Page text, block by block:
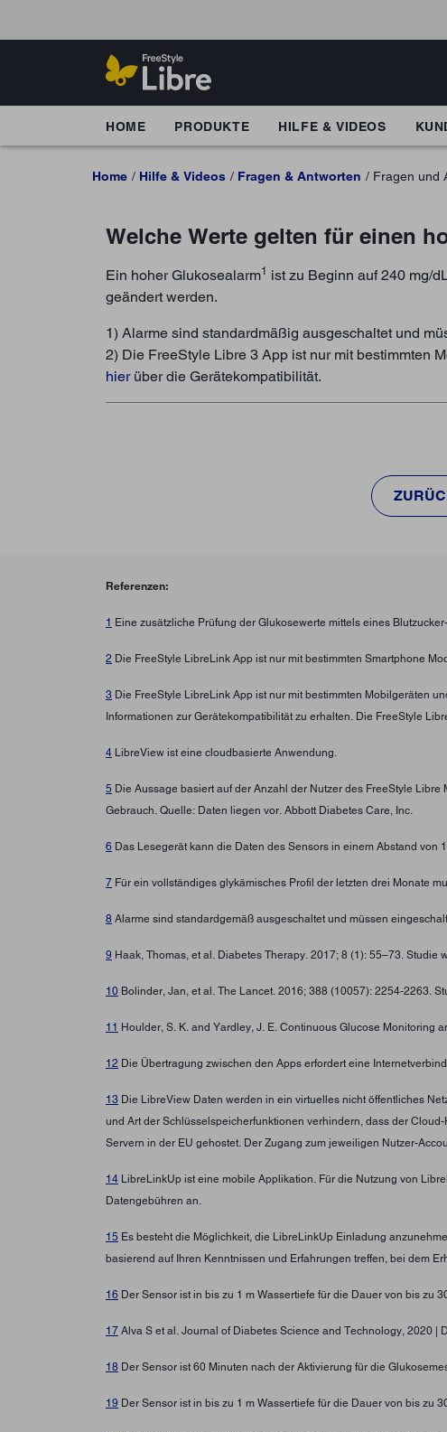
HOME PRODUKTE HILFE & VIDEOS
Home Hilfe & Videos Fragen & Antworten Fragen und
Welche Werte gelten für einen
Ein hoher Glukosealarm1 ist zu Beginn auf 240 mg/
geändert werden.
1) Alarme sind standardmäßig ausgeschaltet und
2) Die FreeStyle Libre 3 App ist nur mit bestimmten
hierüber die Gerätekompatibilität.
Referenzen:
1 Eine zusätzliche Prüfung der Glukosewerte mittels eines
2 Die FreeStyle LibreLink App ist nur mit bestimmten Smartphone
3 Die FreeStyle LibreLink App ist nur mit bestimmten Mobilgeräten
Informationen zur Gerätekompatibilität zu erhalten. Die FreeStyle
4 LibreView ist eine cloudbasierte Anwendung.
5 Die Aussage basiert auf der Anzahl der Nutzer des FreeStyle
Gebrauch. Quelle: Daten liegen vor. Abbott Diabetes Care, Inc.
6 Das Lesegerät kann die Daten des Sensors in einem Abstand von
7 Für ein vollständiges glykämisches Profil der letzten drei Monate
8 Alarme sind standardgemäß ausgeschaltet und müssen
9 Haak, Thomas, et al. Diabetes Therapy. 2017; 8 (1): 55–73. Studie
10 Bolinder, Jan, et al. The Lancet. 2016; 388 (10057): 2254-2263.
11 Houlder, S. K. and Yardley, J. E. Continuous Glucose Monitoring
12 Die Übertragung zwischen den Apps erfordert eine
13 Die LibreView Daten werden in ein virtuelles nicht öffentliches
und Art der Schlüsselspeicherfunktionen verhindern, dass der
Servern in der EU gehostet. Der Zugang zum jeweiligen Nutzer-
14 LibreLinkUp ist eine mobile Applikation. Für die Nutzung von
Datengebühren an.
15 Es besteht die Möglichkeit, die LibreLinkUp Einladung
basierend auf Ihren Kenntnissen und Erfahrungen treffen, bei dem
16 Der Sensor ist in bis zu 1 m Wassertiefe für die Dauer von bis zu
17 Alva S et al. Journal of Diabetes Science and Technology, 2020 |
18 Der Sensor ist 60 Minuten nach der Aktivierung für die
19 Der Sensor ist in bis zu 1 m Wassertiefe für die Dauer von bis zu